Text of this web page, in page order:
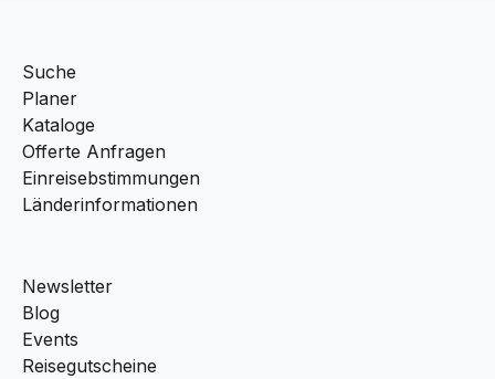
Suche
Planer
Kataloge
Offerte Anfragen
Einreisebstimmungen
Länderinformationen
Newsletter
Blog
Events
Reisegutscheine